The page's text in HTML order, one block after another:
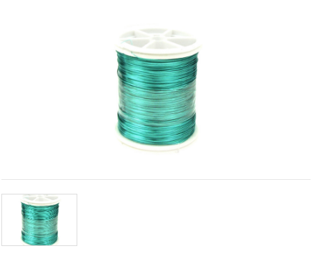
αναλύουμε
επισκεψιμότητα
και να
προβάλλουμε
πιο σχετικό
περιεχόμενο